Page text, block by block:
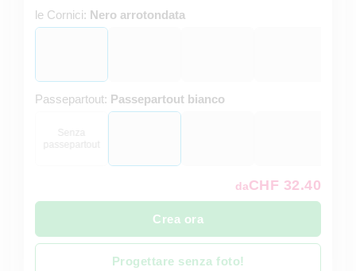
le Cornici: Nero arrotondata
Passepartout: Passepartout bianco
Senza
passepartout
daCHF 32.40
Crea ora
Progettare senza foto!